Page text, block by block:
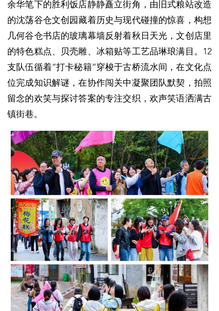
余华笔下的胜利饭店静静矗立街角，由旧式粮站改造
的沈荡谷仓文创园藏着历史与现代碰撞的惊喜，构想
几何谷仓书店的玻璃幕墙反射着秋日天光，文创店里
的特色糕点、贝壳雕、冰箱贴等工艺品琳琅满目。12
支队伍循着“打卡秘籍”穿梭于古桥流水间，在文化点
位完成知识解谜，在协作闯关中凝聚团队默契，拍照
留念的欢笑与探讨答案的专注交织，欢声笑语洒满古
镇街巷。